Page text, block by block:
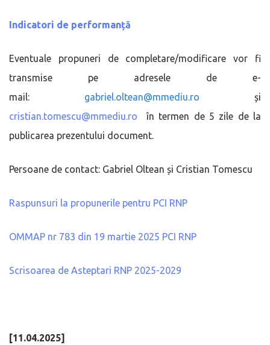
Indicatori de performanță
Eventuale propuneri de completare/modificare vor fi
transmise pe adresele de e-
mail: gabriel.oltean@mmediu.ro și
cristian.tomescu@mmediu.ro în termen de 5 zile de la
publicarea prezentului document.
Persoane de contact: Gabriel Oltean și Cristian Tomescu
Raspunsuri la propunerile pentru PCI RNP
OMMAP nr 783 din 19 martie 2025 PCI RNP
Scrisoarea de Asteptari RNP 2025-2029
[11.04.2025]